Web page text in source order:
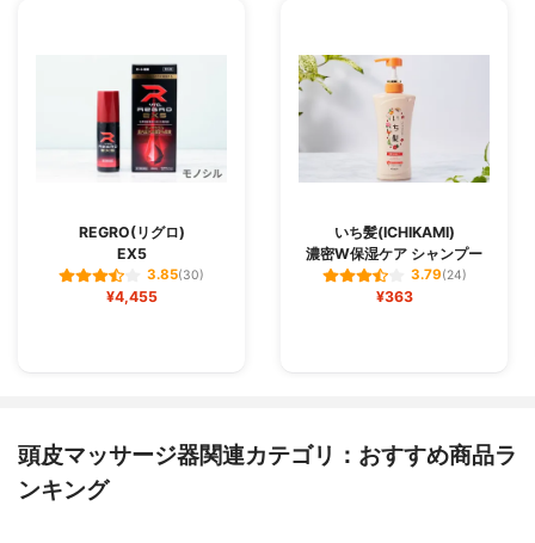
REGRO(リグロ)
EX5
3.85(30)
¥4,455
いち髪(ICHIKAMI)
濃密W保湿ケア シャンプー
3.79(24)
¥363
頭皮マッサージ器関連カテゴリ：おすすめ商品ラ
ンキング